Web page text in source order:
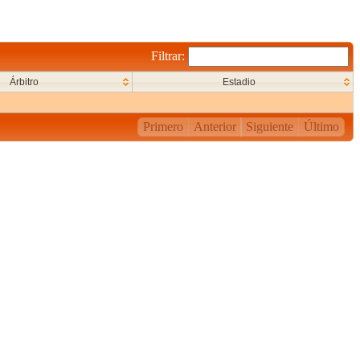
Filtrar:
Árbitro Estadio
Primero Anterior Siguiente Último